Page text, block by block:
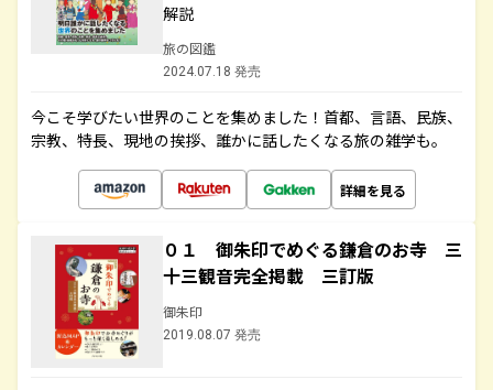
解説
旅の図鑑
2024.07.18 発売
今こそ学びたい世界のことを集めました！首都、言語、民族、
宗教、特長、現地の挨拶、誰かに話したくなる旅の雑学も。
詳細を見る
０１ 御朱印でめぐる鎌倉のお寺 三
十三観音完全掲載 三訂版
御朱印
2019.08.07 発売